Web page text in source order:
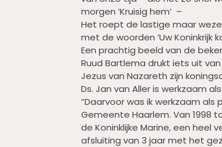
morgen ‘Kruisig hem’ –
Het roept de lastige maar
met de woorden ‘Uw Koninkrijk
Een prachtig beeld van de
Ruud Bartlema drukt iets uit
Jezus van Nazareth zijn
Ds. Jan van Aller is werkzaam
“Daarvoor was ik werkzaam
Gemeente Haarlem. Van 1998
de Koninklijke Marine, een heel
afsluiting van 3 jaar met het